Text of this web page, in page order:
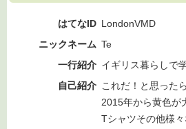
はてなID LondonVMD
ニックネーム Te
一行紹介 イギリス暮らしで
自己紹介 これだ！と思った
2015年から黄色が
Tシャツその他様